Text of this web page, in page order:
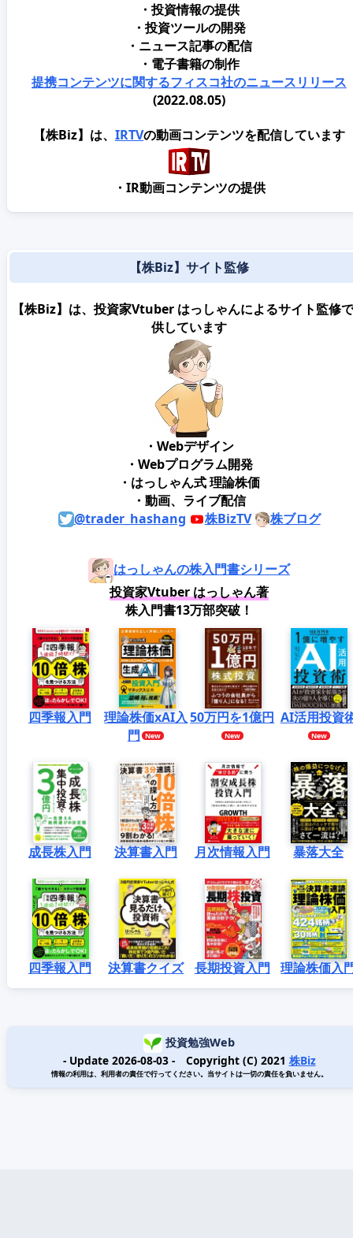
・投資情報の提供
・投資ツールの開発
・ニュース記事の配信
・電子書籍の制作
提携コンテンツに関するフィスコ社のニュースリリース
(2022.08.05)
【株Biz】は、 IRTVの動画コンテンツを配信しています
・IR動画コンテンツの提供
【株Biz】サイト監修
【株Biz】は、投資家Vtuber はっしゃんによるサイト監修
供しています
・Webデザイン
・Webプログラム開発
・はっしゃん式 理論株価
・動画、ライブ配信
@trader_hashang
株BizTV 株ブログ
はっしゃんの株入門書シリーズ
投資家Vtuber はっしゃん著
株入門書13万部突破！
四季報入門
理論株価xAI入
門
50万円を1億円 AI活用投資
成長株入門 決算書入門 月次情報入門 暴落大全
四季報入門 決算書クイズ 長期投資入門 理論株価入
投資勉強Web
- Update 2026-08-03 - Copyright (C) 2021 株Biz
情報の利用は、利用者の責任で行ってください。当サイトは一切の責任を負いません。